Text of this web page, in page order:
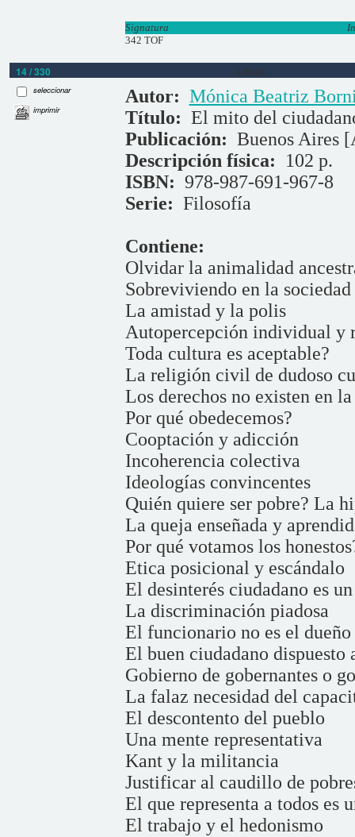
Signatura
342 TOF
14 / 330 Libros
seleccionar
imprimir
Autor: Mónica Beatriz
Título: El mito del
Publicación: Buenos Aires
Descripción física: 102 p.
ISBN: 978-987-691-967-8
Serie: Filosofía
Contiene:
Olvidar la animalidad
Sobreviviendo en la sociedad
La amistad y la polis
Autopercepción individual y
Toda cultura es aceptable?
La religión civil de dudoso
Los derechos no existen en
Por qué obedecemos?
Cooptación y adicción
Incoherencia colectiva
Ideologías convincentes
Quién quiere ser pobre? La
La queja enseñada y
Por qué votamos los
Etica posicional y escándalo
El desinterés ciudadano es
La discriminación piadosa
El funcionario no es el
El buen ciudadano dispuesto
Gobierno de gobernantes o
La falaz necesidad del
El descontento del pueblo
Una mente representativa
Kant y la militancia
Justificar al caudillo de
El que representa a todos es
El trabajo y el hedonismo